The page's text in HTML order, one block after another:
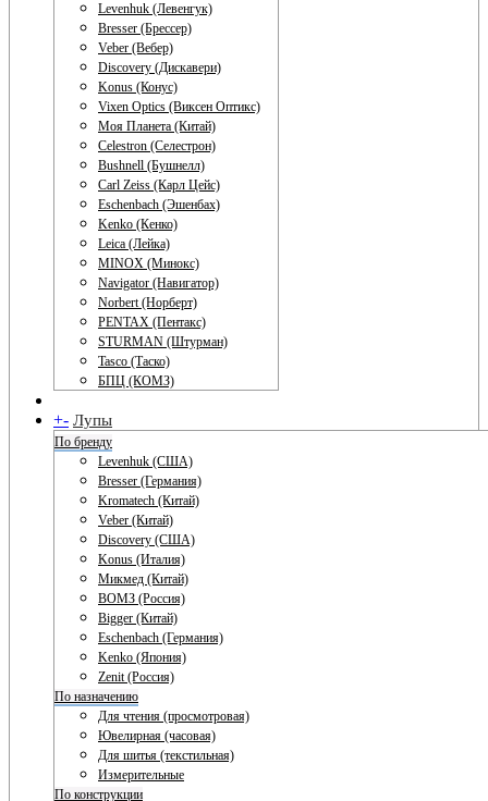
Levenhuk (Левенгук)
Bresser (Брессер)
Veber (Вебер)
Discovery (Дискавери)
Konus (Конус)
Vixen Optics (Виксен Оптикс)
Моя Планета (Китай)
Celestron (Селестрон)
Bushnell (Бушнелл)
Carl Zeiss (Карл Цейс)
Eschenbach (Эшенбах)
Kenko (Кенко)
Leica (Лейка)
MINOX (Минокс)
Navigator (Навигатор)
Norbert (Норберт)
PENTAX (Пентакс)
STURMAN (Штурман)
Tasco (Таско)
БПЦ (КОМЗ)
+- Лупы
По бренду
Levenhuk (США)
Bresser (Германия)
Kromatech (Китай)
Veber (Китай)
Discovery (США)
Konus (Италия)
Микмед (Китай)
ВОМЗ (Россия)
Bigger (Китай)
Eschenbach (Германия)
Kenko (Япония)
Zenit (Россия)
По назначению
Для чтения (просмотровая)
Ювелирная (часовая)
Для шитья (текстильная)
Измерительные
По конструкции